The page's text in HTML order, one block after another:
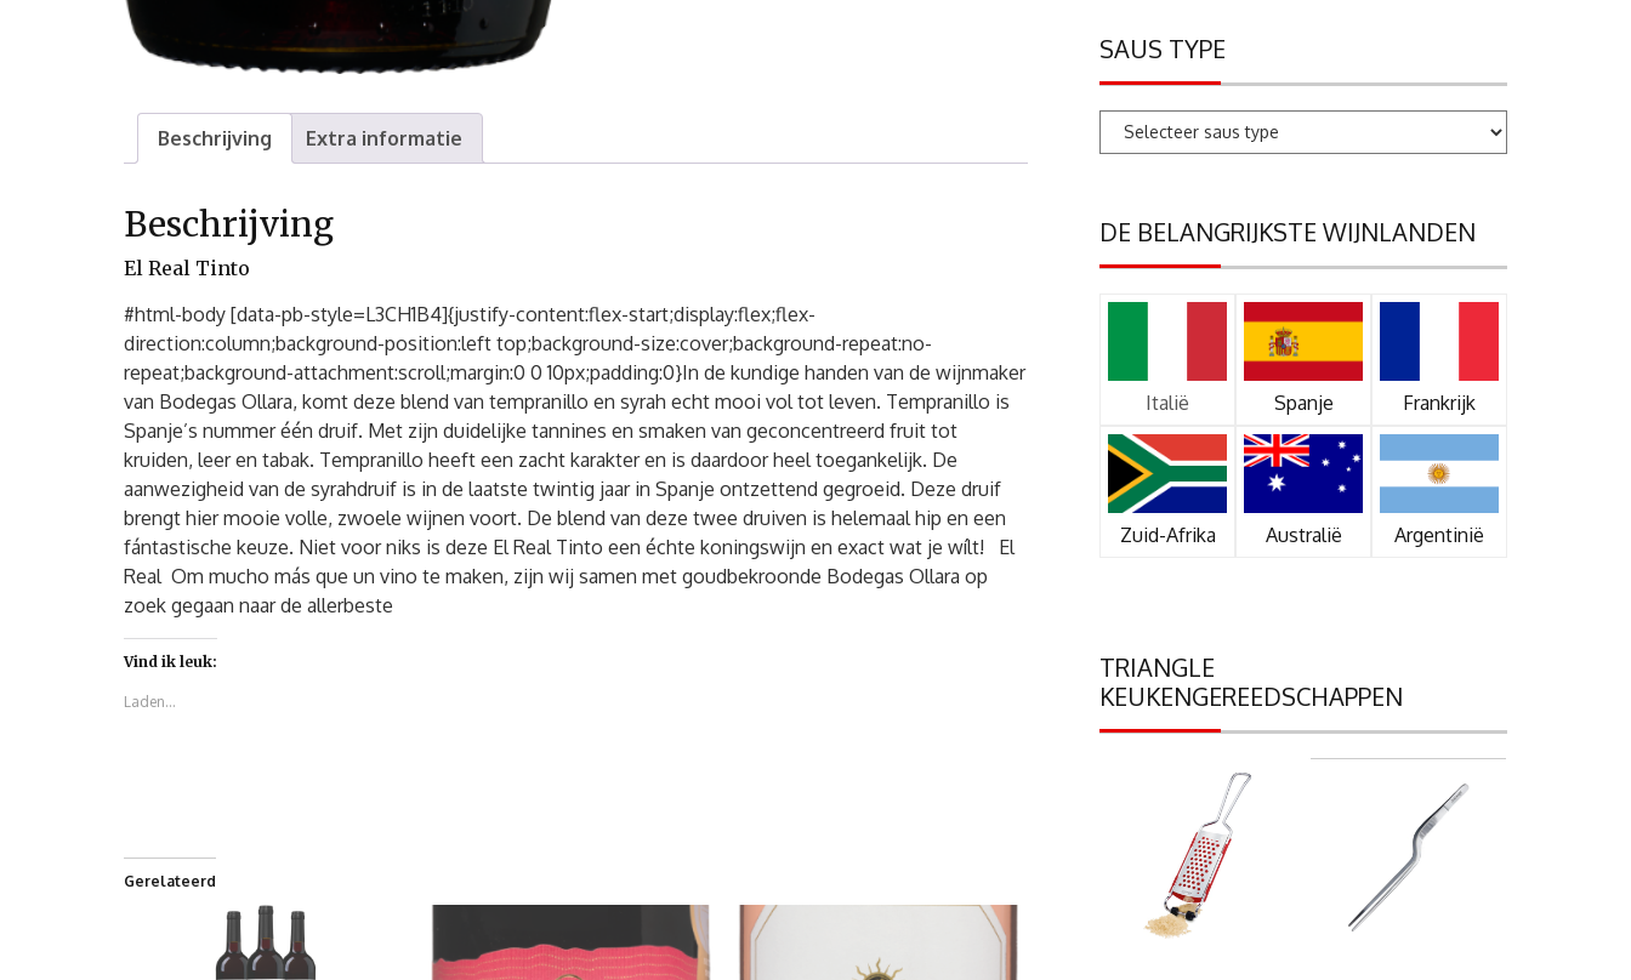
Beschrijving Extra informatie
Beschrijving
El Real Tinto
#html-body [data-pb-style=L3CH1B4]{justify-content:flex-start;display:flex;flex-
direction:column;background-position:left top;background-size:cover;background-repeat:no-
repeat;background-attachment:scroll;margin:0 0 10px;padding:0}In de kundige handen van de wijnmaker
van Bodegas Ollara, komt deze blend van tempranillo en syrah echt mooi vol tot leven. Tempranillo is
Spanje’s nummer één druif. Met zijn duidelijke tannines en smaken van geconcentreerd fruit tot
kruiden, leer en tabak. Tempranillo heeft een zacht karakter en is daardoor heel toegankelijk. De
aanwezigheid van de syrahdruif is in de laatste twintig jaar in Spanje ontzettend gegroeid. Deze druif
brengt hier mooie volle, zwoele wijnen voort. De blend van deze twee druiven is helemaal hip en een
fántastische keuze. Niet voor niks is deze El Real Tinto een échte koningswijn en exact wat je wílt! El
Real Om mucho más que un vino te maken, zijn wij samen met goudbekroonde Bodegas Ollara op
zoek gegaan naar de allerbeste
Vind ik leuk:
Laden...
Gerelateerd
SAUS TYPE
DE BELANGRIJKSTE WIJNLANDEN
Italië Spanje Frankrijk
Zuid-Afrika Australië Argentinië
TRIANGLE
KEUKENGEREEDSCHAPPEN